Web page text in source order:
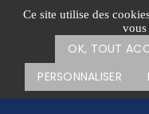
Ce site utilise des
vous
OK, TOUT
PERSONNALISER
Passer
CARTE DES